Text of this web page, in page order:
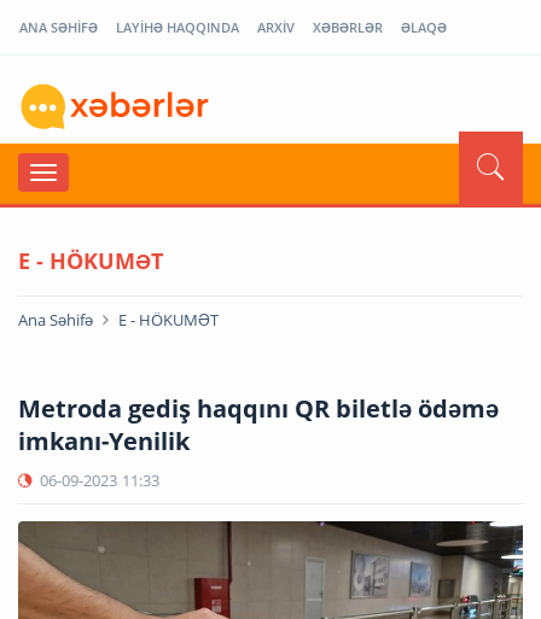
ANA SƏHİFƏ LAYİHƏ HAQQINDA ARXİV XƏBƏRLƏR ƏLAQƏ
E - HÖKUMƏT
Ana Səhifə E - HÖKUMƏT
Metroda gediş haqqını QR biletlə ödəmə
imkanı-Yenilik
06-09-2023 11:33